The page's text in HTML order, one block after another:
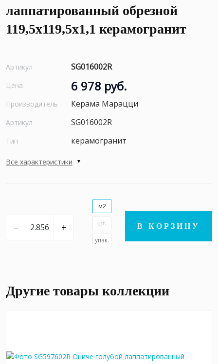
лаппатированный обрезной
119,5x119,5x1,1 керамогранит
Артикул SG016002R
Цена 6 978 руб.
Производитель Керама Марацци
Артикул SG016002R
Тип керамогранит
Все характеристики
– +
м2
шт.
упак.
В КОРЗИНУ
Другие товары коллекции